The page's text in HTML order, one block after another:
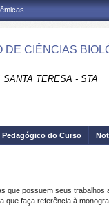
DE CIÊNCIAS
SANTA TERESA - STA
Pedagógico do Curso
que possuem seus trabalhos
que faça referência à